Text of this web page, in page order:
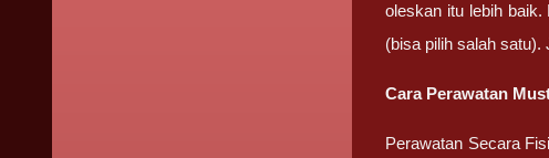
oleskan itu lebih
(bisa pilih salah
Cara Perawatan
Perawatan Secara